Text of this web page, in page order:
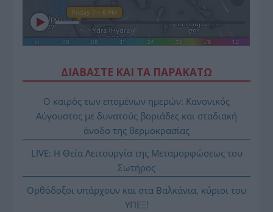
ΔΙΑΒΑΣΤΕ ΚΑΙ ΤΑ ΠΑΡΑΚΑΤΩ
Ο καιρός των επομένων ημερών: Κανονικός
Αύγουστος με δυνατούς βοριάδες και σταδιακή
άνοδο της θερμοκρασίας
LIVE: Η Θεία Λειτουργία της Μεταμορφώσεως του
Σωτήρος
Ορθόδοξοι υπάρχουν και στα Βαλκάνια, κύριοι του
ΥΠΕΞ!